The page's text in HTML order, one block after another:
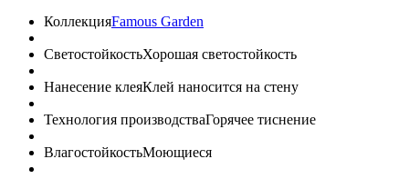
КоллекцияFamous Garden
СветостойкостьХорошая светостойкость
Нанесение клеяКлей наносится на стену
Технология производстваГорячее тиснение
ВлагостойкостьМоющиеся